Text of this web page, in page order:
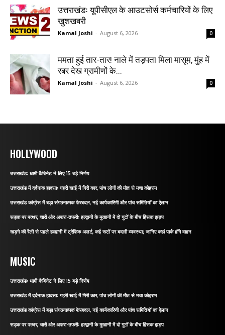
उत्तराखंडः यूपीसीएल के आउटसोर्स कर्मचारियों के लिए
खुशखबरी
Kamal Joshi - August 6, 2026 0
ममता हुई तार-तार! नाले में तड़पता मिला मासूम, मुंह में
रबर देख ग्रामीणों के...
Kamal Joshi - August 6, 2026 0
HOLLYWOOD
उत्तराखंडः धामी कैबिनेट ने लिए 15 बड़े निर्णय
उत्तराखंड में दर्दनाक हादसाः गहरी खाई में गिरी कार, पांच लोगों की मौत से मचा कोहराम
उत्तराखंड कांग्रेस में बड़ा संगठनात्मक फेरबदल, नई कार्यकारिणी और पांच समितियों का ऐलान
सड़क पर पत्थर, चारों ओर अफरा-तफरीः हल्द्वानी के मुखानी में दो गुटों के बीच हिंसक झड़प
खड़गे की रैली से पहले हल्द्वानी में ट्रैफिक अलर्ट, कई रूटों पर बदली व्यवस्था; जानिए कहां पार्क होंगे वाहन
MUSIC
उत्तराखंडः धामी कैबिनेट ने लिए 15 बड़े निर्णय
उत्तराखंड में दर्दनाक हादसाः गहरी खाई में गिरी कार, पांच लोगों की मौत से मचा कोहराम
उत्तराखंड कांग्रेस में बड़ा संगठनात्मक फेरबदल, नई कार्यकारिणी और पांच समितियों का ऐलान
सड़क पर पत्थर, चारों ओर अफरा-तफरीः हल्द्वानी के मुखानी में दो गुटों के बीच हिंसक झड़प